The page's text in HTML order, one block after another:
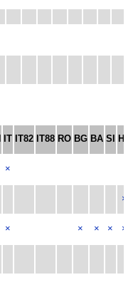
IT IT82 IT88 RO BG BA SI HR
×
×
× × × × ×